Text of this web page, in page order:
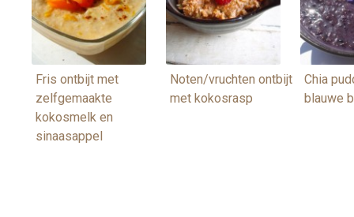
Fris ontbijt met
zelfgemaakte
kokosmelk en
sinaasappel
Noten/vruchten ontbijt
met kokosrasp
Chia
blauwe